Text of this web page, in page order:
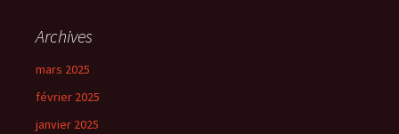
Archives
mars 2025
février 2025
janvier 2025